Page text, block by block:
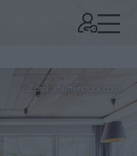
Zdroj: shutterstock.com